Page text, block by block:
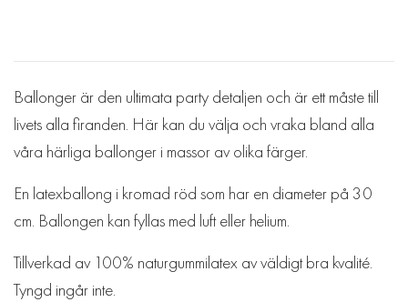
Ballonger är den ultimata party detaljen och är ett måste till
livets alla firanden. Här kan du välja och vraka bland alla
våra härliga ballonger i massor av olika färger.
En latexballong i kromad röd som har en diameter på 30
cm. Ballongen kan fyllas med luft eller helium.
Tillverkad av 100% naturgummilatex av väldigt bra kvalité.
Tyngd ingår inte.